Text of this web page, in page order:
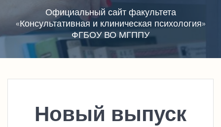
Официальный сайт факультета
«Консультативная и клиническая психология»
ФГБОУ ВО МГППУ
Новый выпуск